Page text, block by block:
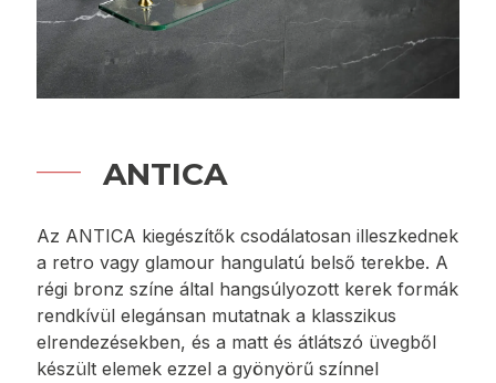
belső tér…
MEGTEKINTÉS